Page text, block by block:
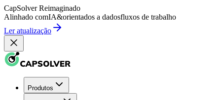
CapSolver Reimaginado
Alinhado comIA&orientados a dadosfluxos de trabalho
Ler atualização
Produtos